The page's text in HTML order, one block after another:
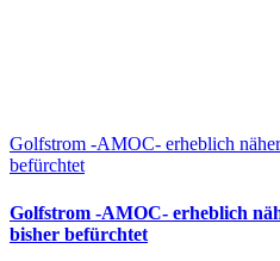
Golfstrom -AMOC- erheblich
befürchtet
Golfstrom -AMOC- erheblich
bisher befürchtet